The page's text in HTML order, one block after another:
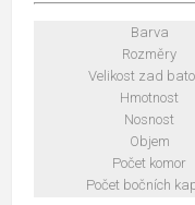
Barva
Rozměry
Velikost zad
Hmotnost
Nosnost
Objem
Počet komor
Počet bočních